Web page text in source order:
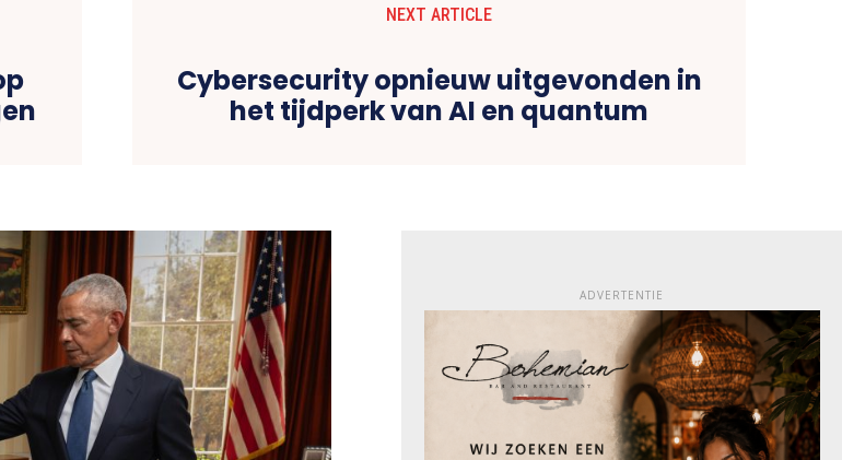
NEXT ARTICLE
Cybersecurity opnieuw uitgevonden in
het tijdperk van AI en quantum